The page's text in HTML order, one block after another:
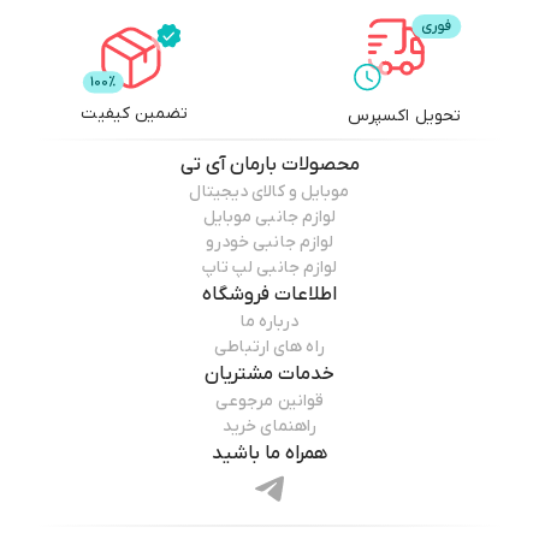
تحویل اکسپرس تضمین کیفیت
محصولات بارمان آی تی
موبایل و کالای دیجیتال
لوازم جانبی موبایل
لوازم جانبی خودرو
لوازم جانبی لپ تاپ
اطلاعات فروشگاه
درباره ما
راه های ارتباطی
خدمات مشتریان
قوانین مرجوعی
راهنمای خرید
همراه ما باشید